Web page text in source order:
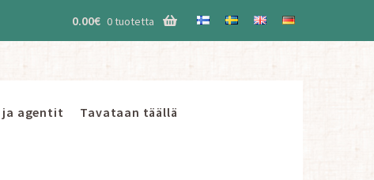
0.00€ 0 tuotetta
ja agentit Tavataan täällä